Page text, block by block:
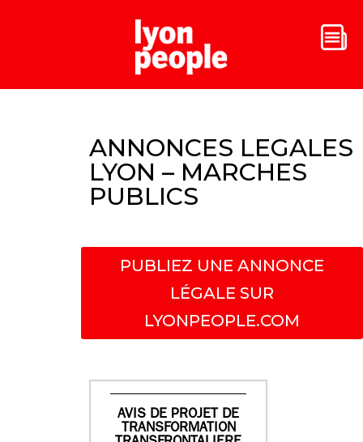
ANNONCES LEGALES
LYON – MARCHES
PUBLICS
PUBLIEZ UNE ANNONCE
LÉGALE SUR
LYONPEOPLE.COM
AVIS DE PROJET DE
TRANSFORMATION